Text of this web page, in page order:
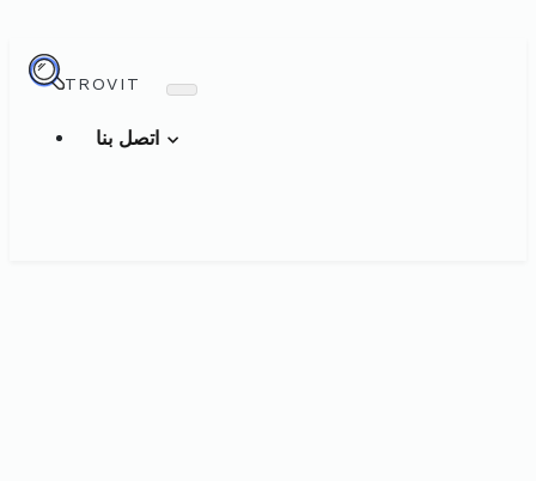
TROVIT